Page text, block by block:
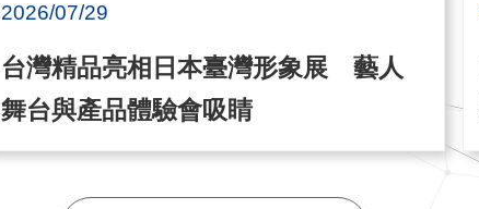
2026/07/29
台灣精品亮相日本臺灣形象展 藝人
舞台與產品體驗會吸睛